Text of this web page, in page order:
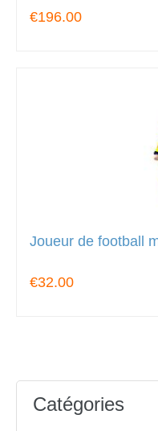
€196.00
Joueur de football
€32.00
Catégories